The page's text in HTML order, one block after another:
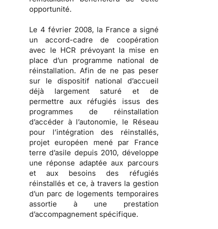
opportunité.
Le 4 février 2008, la France a signé
un accord-cadre de coopération
avec le HCR prévoyant la mise en
place d’un programme national de
réinstallation. Afin de ne pas peser
sur le dispositif national d’accueil
déjà largement saturé et de
permettre aux réfugiés issus des
programmes de réinstallation
d’accéder à l’autonomie, le Réseau
pour l’intégration des réinstallés,
projet européen mené par France
terre d’asile depuis 2010, développe
une réponse adaptée aux parcours
et aux besoins des réfugiés
réinstallés et ce, à travers la gestion
d’un parc de logements temporaires
assortie à une prestation
d’accompagnement spécifique.